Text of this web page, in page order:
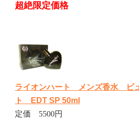
超絶限定価格
ライオンハート メンズ香水 ビ
ト EDT SP 50ml
定価 5500円